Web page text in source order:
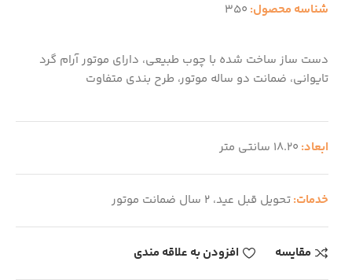
شناسه محصول: 350
دست ساز ساخت شده با چوب طبیعی، دارای موتور آرام گرد
تایوانی، ضمانت دو ساله موتور، طرح بندی متفاوت
ابعاد: 18.20 سانتی متر
خدمات:تحویل قبل عید، 2 سال ضمانت موتور
مقایسه افزودن به علاقه مندی